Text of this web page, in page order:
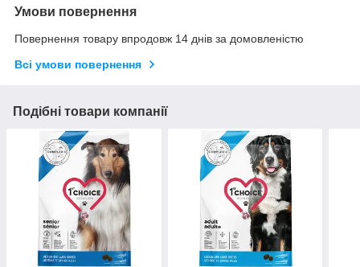
Умови повернення
Повернення товару впродовж 14 днів за домовленістю
Всі умови повернення
Подібні товари компанії